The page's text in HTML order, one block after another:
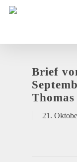
Brief
Thomas
21.